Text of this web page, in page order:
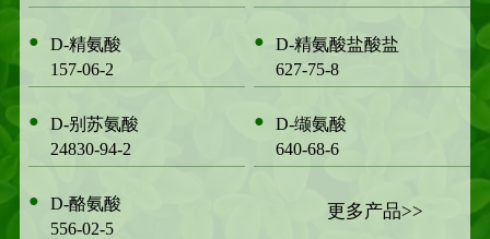
●
D-精氨酸
157-06-2
●
D-精氨酸盐酸盐
627-75-8
●
D-别苏氨酸
24830-94-2
●
D-缬氨酸
640-68-6
●
D-酪氨酸
556-02-5
更多产品>>